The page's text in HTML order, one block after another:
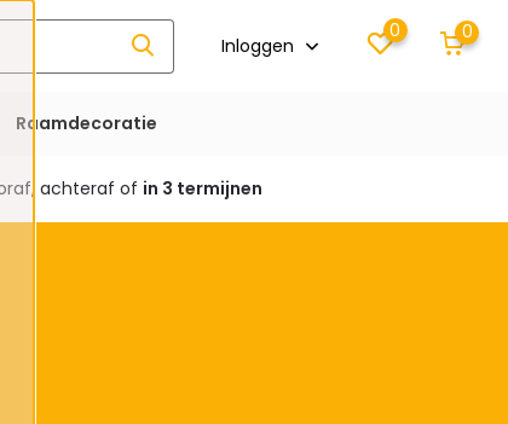
Inloggen
0 0
Raamdecoratie
achteraf of in 3 termijnen